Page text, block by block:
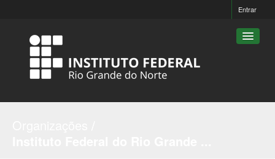
Entrar